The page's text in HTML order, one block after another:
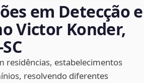
em Detecção e
Victor Konder,
residências, estabelecimentos
resolvendo diferentes